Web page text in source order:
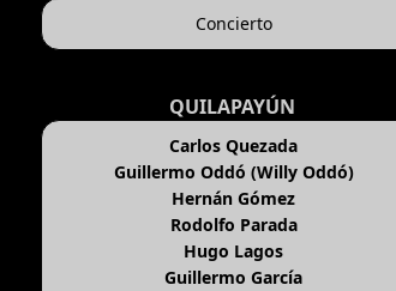
Concierto
QUILAPAYÚN
Carlos Quezada
Guillermo Oddó (Willy Oddó)
Hernán Gómez
Rodolfo Parada
Hugo Lagos
Guillermo García